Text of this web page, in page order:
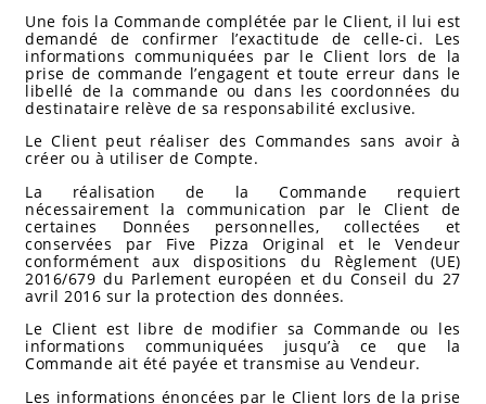
Une fois la Commande complétée par le Client, il lui est
demandé de confirmer l’exactitude de celle-ci. Les
informations communiquées par le Client lors de la
prise de commande l’engagent et toute erreur dans le
libellé de la commande ou dans les coordonnées du
destinataire relève de sa responsabilité exclusive.
Le Client peut réaliser des Commandes sans avoir à
créer ou à utiliser de Compte.
La réalisation de la Commande requiert
nécessairement la communication par le Client de
certaines Données personnelles, collectées et
conservées par Five Pizza Original et le Vendeur
conformément aux dispositions du Règlement (UE)
2016/679 du Parlement européen et du Conseil du 27
avril 2016 sur la protection des données.
Le Client est libre de modifier sa Commande ou les
informations communiquées jusqu’à ce que la
Commande ait été payée et transmise au Vendeur.
Les informations énoncées par le Client lors de la prise